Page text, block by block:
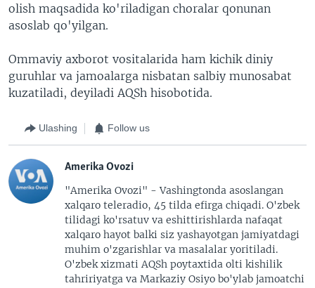
olish maqsadida ko'riladigan choralar qonunan
asoslab qo'yilgan.
Ommaviy axborot vositalarida ham kichik diniy
guruhlar va jamoalarga nisbatan salbiy munosabat
kuzatiladi, deyiladi AQSh hisobotida.
Ulashing Follow us
Amerika Ovozi
"Amerika Ovozi" - Vashingtonda asoslangan
xalqaro teleradio, 45 tilda efirga chiqadi. O'zbek
tilidagi ko'rsatuv va eshittirishlarda nafaqat
xalqaro hayot balki siz yashayotgan jamiyatdagi
muhim o'zgarishlar va masalalar yoritiladi.
O'zbek xizmati AQSh poytaxtida olti kishilik
tahririyatga va Markaziy Osiyo bo'ylab jamoatchi